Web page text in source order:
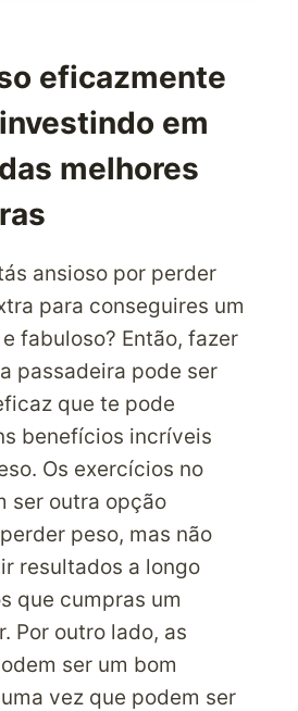
eficazmente
em
melhores
ansioso por perder
para conseguires um
fabuloso? Então, fazer
passadeira pode ser
que te pode
benefícios incríveis
Os exercícios no
ser outra opção
peso, mas não
resultados a longo
que cumpras um
Por outro lado, as
ser um bom
vez que podem ser